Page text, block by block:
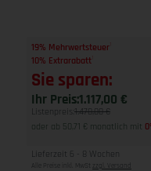
19% Mehrwertsteuer
10% Extrarabatt
Sie sparen:
Ihr Preis:1.117,00 €
Listenpreis: 1.478,00 €
oder ab 50,71 € monatlich mit
Lieferzeit 6 - 8 Wochen
Alle Preise inkl. MwSt zzgl. Versand